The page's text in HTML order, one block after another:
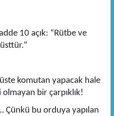
10 açık: “Rütbe ve
komutan yapacak hale
bir çarpıklık!
bu orduya yapılan